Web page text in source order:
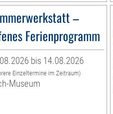
–
Ferienprogramm
bis 14.08.2026
Einzeltermine im Zeitraum)
Museum